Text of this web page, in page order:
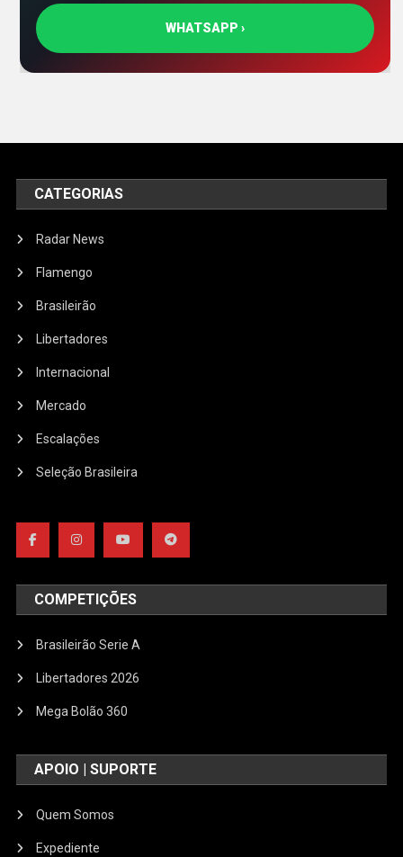
WHATSAPP ›
CATEGORIAS
Radar News
Flamengo
Brasileirão
Libertadores
Internacional
Mercado
Escalações
Seleção Brasileira
COMPETIÇÕES
Brasileirão Serie A
Libertadores 2026
Mega Bolão 360
APOIO | SUPORTE
Quem Somos
Expediente